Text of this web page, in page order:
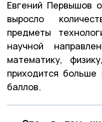
Евгений Первышов
выросло
предметы
научной
математику,
приходится больше
баллов.